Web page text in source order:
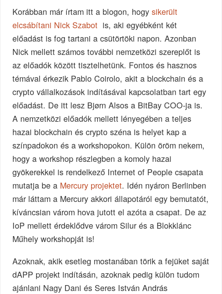
Korábban már írtam itt a blogon, hogysikerült
elcsábítani Nick Szabot is, aki egyébként két
előadást is fog tartani a csütörtöki napon. Azonban
Nick mellett számos további nemzetközi szereplőt is
az előadók között tisztelhetünk. Fontos és hasznos
témával érkezik Pablo Coirolo, akit a blockchain és a
crypto vállalkozások indításával kapcsolatban tart egy
előadást. De itt lesz Bjørn Alsos a BitBay COO-ja is.
A nemzetközi előadók mellett lényegében a teljes
hazai blockchain és crypto széna is helyet kap a
színpadokon és a workshopokon. Külön öröm nekem,
hogy a workshop részlegben a komoly hazai
gyökerekkel is rendelkező Internet of People csapata
mutatja be a Mercury projektet. Idén nyáron Berlinben
már láttam a Mercury akkori állapotáról egy bemutatót,
kíváncsian várom hova jutott el azóta a csapat. De az
IoP mellett érdeklődve várom Silur és a Blokklánc
Műhely workshopját is!
Azoknak, akik esetleg mostanában törik a fejüket saját
dAPP projekt indításán, azoknak pedig külön tudom
ajánlani Nagy Dani és Seres István András